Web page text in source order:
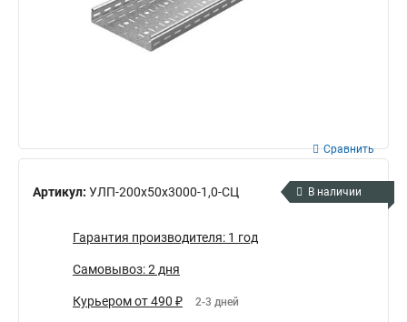
Артикул: УЛП-200х50х3000-1,0-СЦ
Сравнить
В наличии
Гарантия производителя: 1 год
Самовывоз: 2 дня
Курьером от 490 ₽ 2-3 дней